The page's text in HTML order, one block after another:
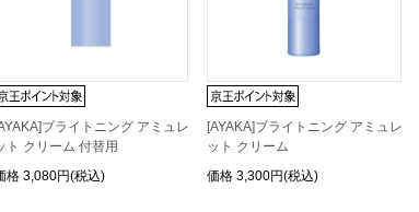
ブライトニング アミュレ
ト クリーム 付替用
格 3,080円(税込)
[AYAKA]ブライトニング アミュレ
ット クリーム
価格 3,300円(税込)